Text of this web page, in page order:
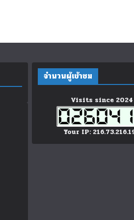
จำนวนผู้เข้าชม
Visits since 2024
Your IP: